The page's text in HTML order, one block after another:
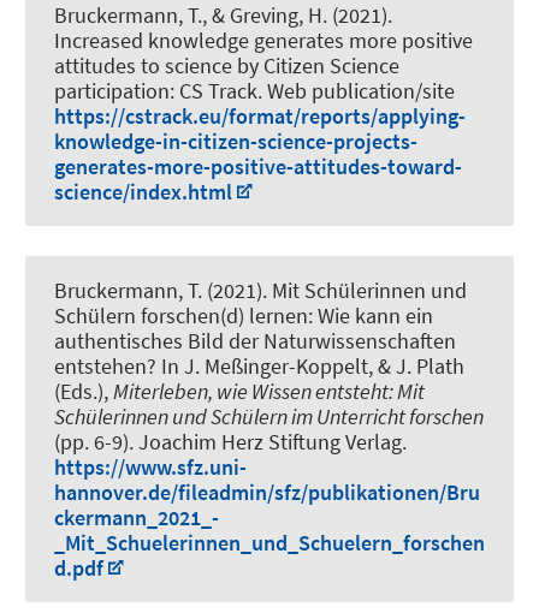
Bruckermann, T., & Greving, H. (2021).
Increased knowledge generates more positive
attitudes to science by Citizen Science
participation: CS Track. Web publication/site
https://cstrack.eu/format/reports/applying-
knowledge-in-citizen-science-projects-
generates-more-positive-attitudes-toward-
science/index.html
Bruckermann, T. (2021). Mit Schülerinnen und
Schülern forschen(d) lernen: Wie kann ein
authentisches Bild der Naturwissenschaften
entstehen? In J. Meßinger-Koppelt, & J. Plath
(Eds.),Miterleben, wie Wissen entsteht: Mit
Schülerinnen und Schülern im Unterricht forschen
(pp. 6-9). Joachim Herz Stiftung Verlag.
https://www.sfz.uni-
hannover.de/fileadmin/sfz/publikationen/Bru
ckermann_2021_-
_Mit_Schuelerinnen_und_Schuelern_forschen
d.pdf